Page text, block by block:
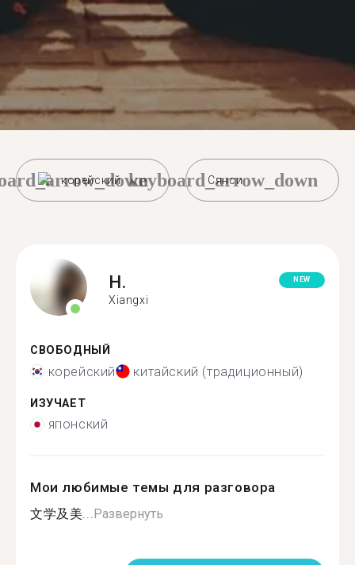
корейский Сянси
keyboard_arrow_down
H.
Xiangxi
NEW
СВОБОДНЫЙ
корейский китайский (традиционный)
ИЗУЧАЕТ
японский
Мои любимые темы для разговора
文学及美...Развернуть